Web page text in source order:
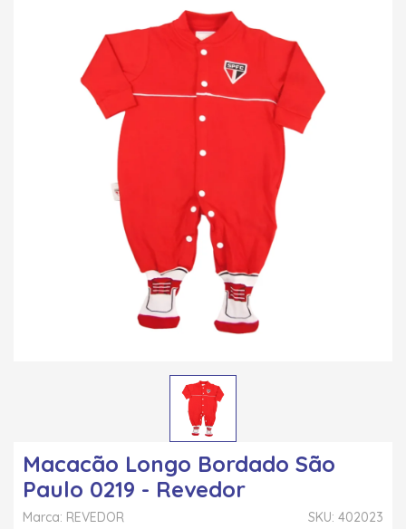
Macacão Longo Bordado São
Paulo 0219 - Revedor
SKU: 402023
Marca: REVEDOR